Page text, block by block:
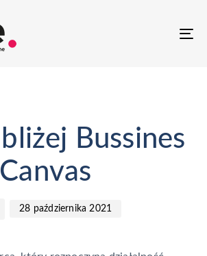
Bussines
28 października 2021